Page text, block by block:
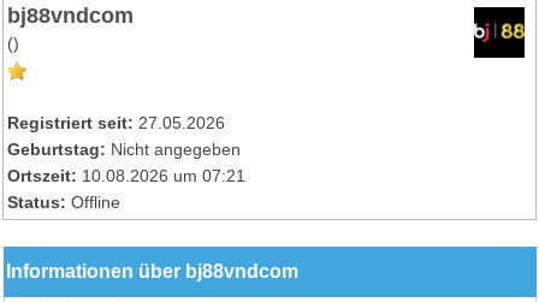
bj88vndcom
()
Registriert seit: 27.05.2026
Geburtstag: Nicht angegeben
Ortszeit: 10.08.2026 um 07:21
Status: Offline
Informationen über bj88vndcom